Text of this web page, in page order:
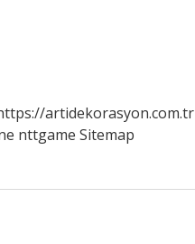
artidekorasyon.com.tr
nttgame Sitemap